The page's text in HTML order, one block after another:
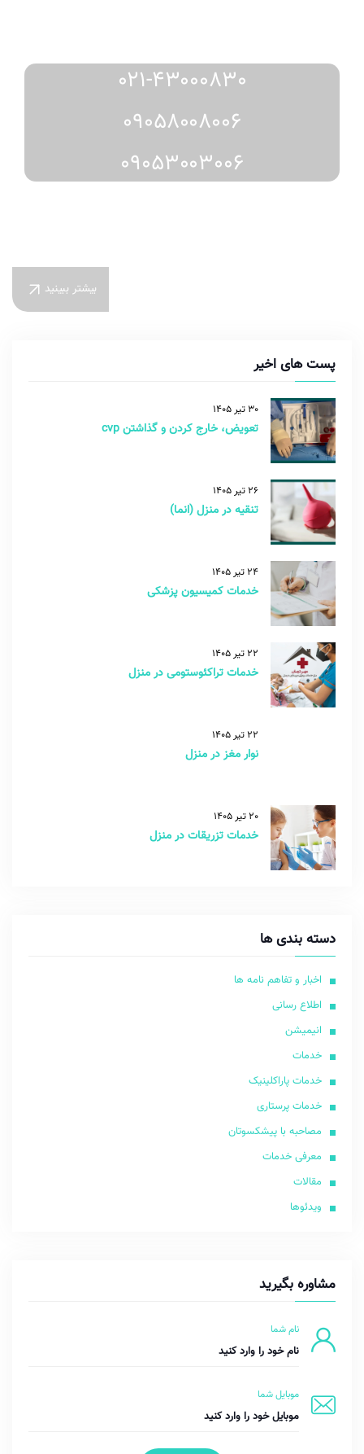
021-43000830
09058008006
09053003006
بیشتر ببینید
پست های اخیر
30 تیر 1405
تعویض، خارج کردن و گذاشتن cvp
26 تیر 1405
تنقیه در منزل (انما)
24 تیر 1405
خدمات کمیسیون پزشکی
22 تیر 1405
خدمات تراکئوستومی در منزل
22 تیر 1405
نوار مغز در منزل
20 تیر 1405
خدمات تزریقات در منزل
دسته بندی ها
اخبار و تفاهم نامه ها
اطلاع رسانی
انیمیشن
خدمات
خدمات پاراکلینیک
خدمات پرستاری
مصاحبه با پیشکسوتان
معرفی خدمات
مقالات
ویدئوها
مشاوره بگیرید
نام شما
موبایل شما